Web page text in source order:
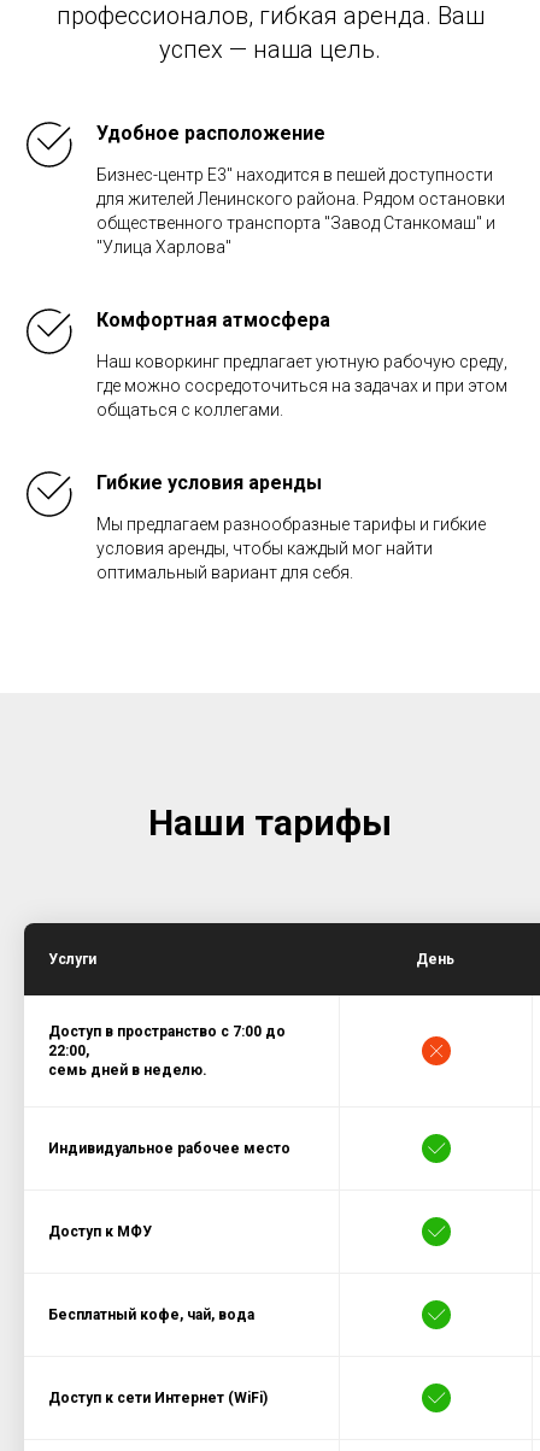
профессионалов, гибкая аренда. Ваш
успех — наша цель.
Удобное расположение
Бизнес-центр Е3" находится в пешей доступности
для жителей Ленинского района. Рядом остановки
общественного транспорта "Завод Станкомаш" и
"Улица Харлова"
Комфортная атмосфера
Наш коворкинг предлагает уютную рабочую среду,
где можно сосредоточиться на задачах и при этом
общаться с коллегами.
Гибкие условия аренды
Мы предлагаем разнообразные тарифы и гибкие
условия аренды, чтобы каждый мог найти
оптимальный вариант для себя.
Наши тарифы
Услуги День
Доступ в пространство c 7:00 до
22:00,
семь дней в неделю.
Индивидуальное рабочее место
Доступ к МФУ
Бесплатный кофе, чай, вода
Доступ к сети Интернет (WiFi)